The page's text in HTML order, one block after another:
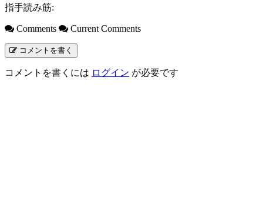
指手読み筋:
Comments Current Comments
コメントを書く
コメントを書くには ログイン が必要です